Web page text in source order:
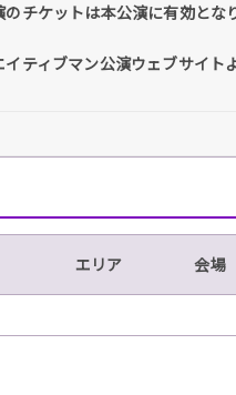
チケットは本公演に有効とな
ティブマン公演ウェブサイト
エリア 会場